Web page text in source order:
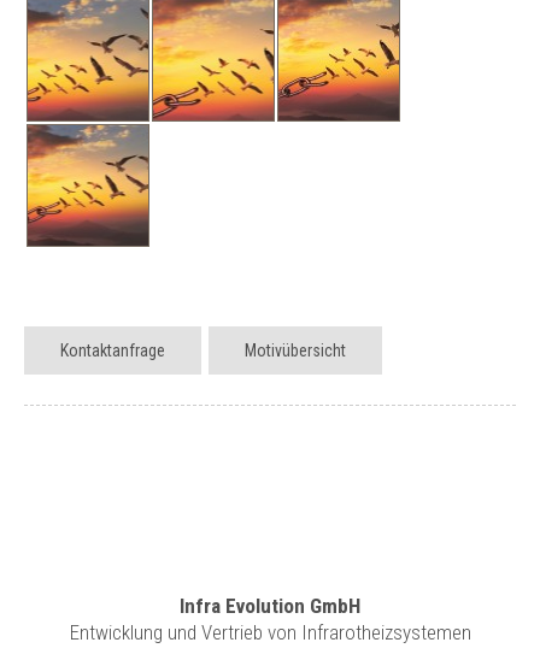
Kontaktanfrage Motivübersicht
Infra Evolution GmbH
Entwicklung und Vertrieb von Infrarotheizsystemen